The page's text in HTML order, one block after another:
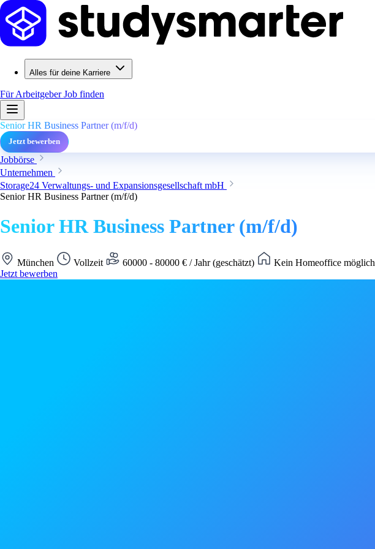
Alles für deine Karriere
Für ArbeitgeberJob finden
Senior HR Business Partner (m/f/d)
Jetzt bewerben
Jobbörse
Unternehmen
Storage24 Verwaltungs- und Expansionsgesellschaft mbH
Senior HR Business Partner (m/f/d)
Senior HR Business Partner (m/f/d)
München Vollzeit 60000 - 80000 € / Jahr (geschätzt)
Kein Homeoffice möglich
Jetzt bewerben